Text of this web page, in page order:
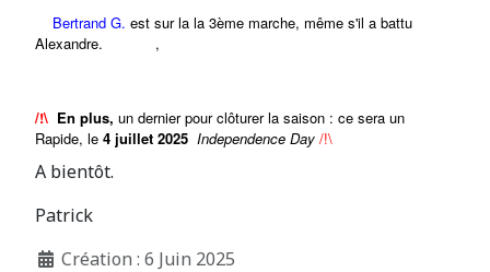
Bertrand G. est sur la la 3ème marche, même s'il a battu
Alexandre. ,
/!\ En plus, un dernier pour clôturer la saison : ce sera un
Rapide, le 4 juillet 2025 Independence Day /!\
A bientôt.
Patrick
Création : 6 Juin 2025